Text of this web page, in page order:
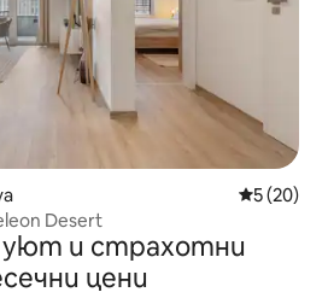
Средна
5 (20)
Desert
и страхотни
цени